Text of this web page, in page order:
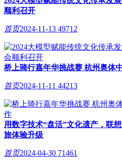
顺利召开
首页2024-11-13 49712
桥上骑行嘉年华挑战赛 杭州奥体
首页2024-11-11 44213
用数字技术“盘活”文化遗产，联
旅体验升级
首页2024-04-30 71461